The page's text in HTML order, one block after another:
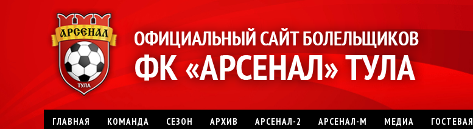
ГЛАВНАЯ КОМАНДА СЕЗОН АРХИВ АРСЕНАЛ-2 АРСЕНАЛ-М МЕДИА ГОСТЕВАЯ